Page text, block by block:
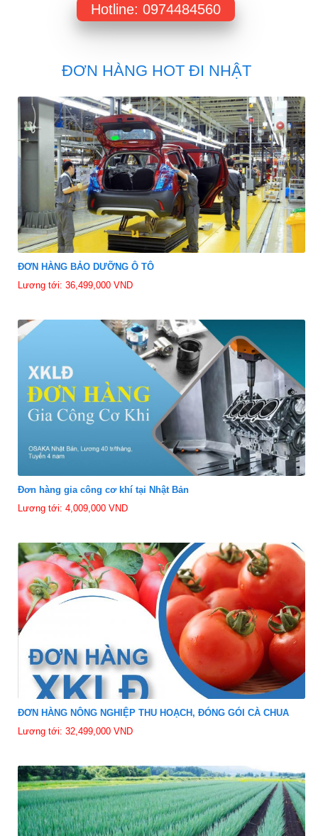
Hotline: 0974484560
ĐƠN HÀNG HOT ĐI NHẬT
ĐƠN HÀNG BẢO DƯỠNG Ô TÔ
Lương tới: 36,499,000 VND
Đơn hàng gia công cơ khí tại Nhật Bản
Lương tới: 4,009,000 VND
ĐƠN HÀNG NÔNG NGHIỆP THU HOẠCH, ĐÓNG GÓI CÀ CHUA
Lương tới: 32,499,000 VND